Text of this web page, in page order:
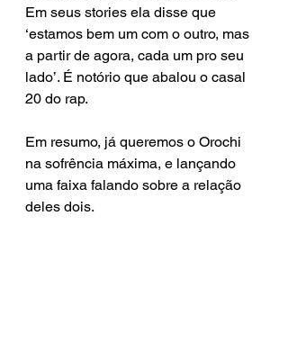
Em seus stories ela disse que
‘estamos bem um com o outro, mas
a partir de agora, cada um pro seu
lado’. É notório que abalou o casal
20 do rap.
Em resumo, já queremos o Orochi
na sofrência máxima, e lançando
uma faixa falando sobre a relação
deles dois.